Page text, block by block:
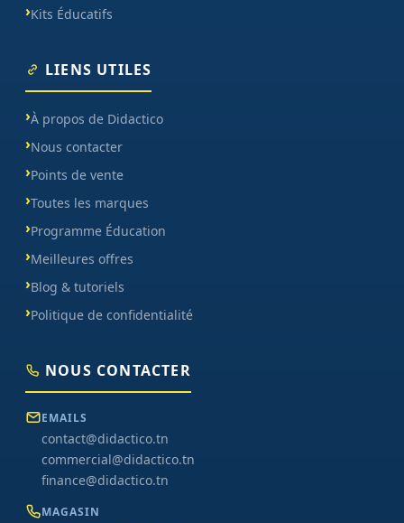
Kits Éducatifs
LIENS UTILES
À propos de Didactico
Nous contacter
Points de vente
Toutes les marques
Programme Éducation
Meilleures offres
Blog & tutoriels
Politique de confidentialité
NOUS CONTACTER
EMAILS
contact@didactico.tn
commercial@didactico.tn
finance@didactico.tn
MAGASIN